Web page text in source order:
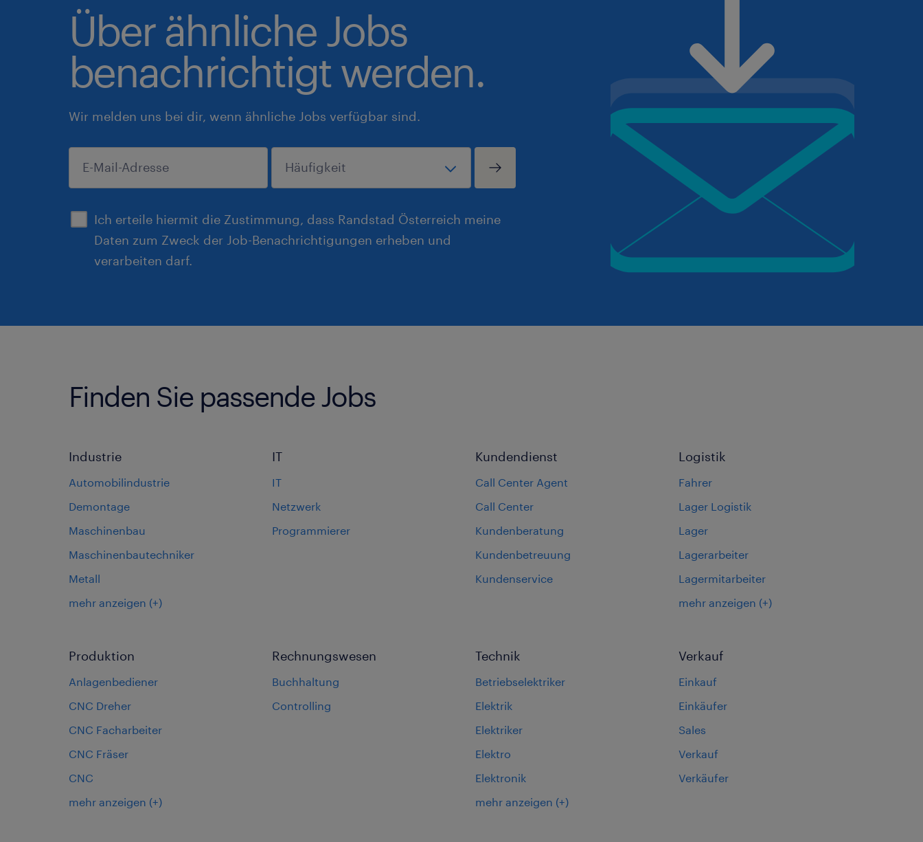
Über ähnliche Jobs
benachrichtigt werden.
Wir melden uns bei dir, wenn ähnliche Jobs verfügbar sind.
Ich erteile hiermit die Zustimmung, dass Randstad Österreich meine
Daten zum Zweck der Job-Benachrichtigungen erheben und
verarbeiten darf.
einreichen
Finden Sie passende Jobs
Industrie
Automobilindustrie
Demontage
Maschinenbau
Maschinenbautechniker
Metall
mehr anzeigen (+)
IT
IT
Netzwerk
Programmierer
Kundendienst
Call Center Agent
Call Center
Kundenberatung
Kundenbetreuung
Kundenservice
Logistik
Fahrer
Lager Logistik
Lager
Lagerarbeiter
Lagermitarbeiter
mehr anzeigen (+)
Produktion
Anlagenbediener
CNC Dreher
CNC Facharbeiter
CNC Fräser
CNC
mehr anzeigen (+)
Rechnungswesen
Buchhaltung
Controlling
Technik
Betriebselektriker
Elektrik
Elektriker
Elektro
Elektronik
mehr anzeigen (+)
Verkauf
Einkauf
Einkäufer
Sales
Verkauf
Verkäufer